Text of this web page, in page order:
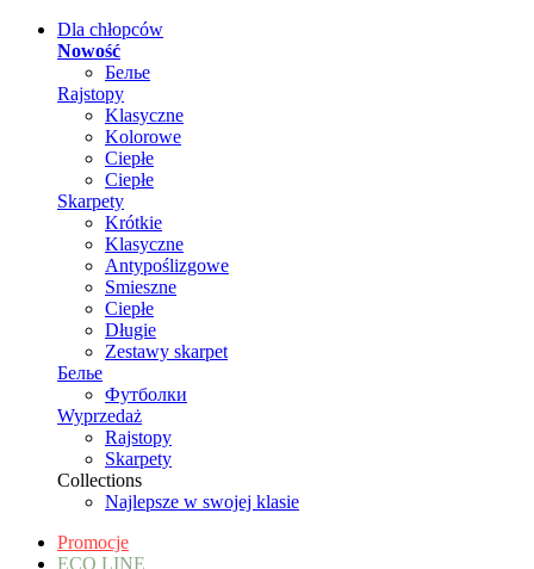
Dla chłopców
Nowość
Белье
Rajstopy
Klasyczne
Kolorowe
Ciepłe
Ciepłe
Skarpety
Krótkie
Klasyczne
Antypoślizgowe
Smieszne
Ciepłe
Długie
Zestawy skarpet
Белье
Футболки
Wyprzedaż
Rajstopy
Skarpety
Collections
Najlepsze w swojej klasie
Promocje
ECO LINE